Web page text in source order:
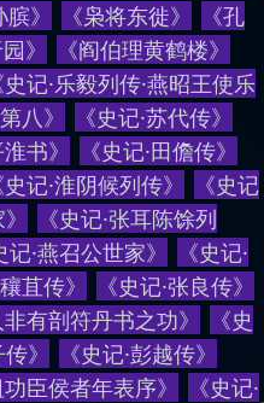
膑》 《枭将东徙》 《孔
》 《阎伯理黄鹤楼》
史记·乐毅列传·燕昭王使乐
八》 《史记·苏代传》
淮书》 《史记·田儋传》
史记·淮阴候列传》 《史记
》 《史记·张耳陈馀列
记·燕召公世家》 《史记·
苴传》 《史记·张良传》
有剖符丹书之功》 《史
传》 《史记·彭越传》
功臣侯者年表序》 《史记·